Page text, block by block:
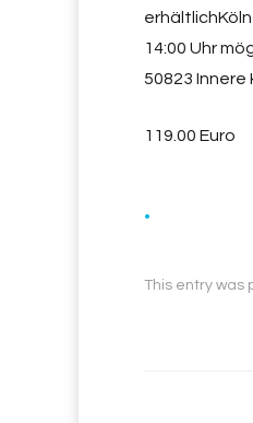
14:00 Uhr
50823 Innere
119.00 Euro
.
This entry was